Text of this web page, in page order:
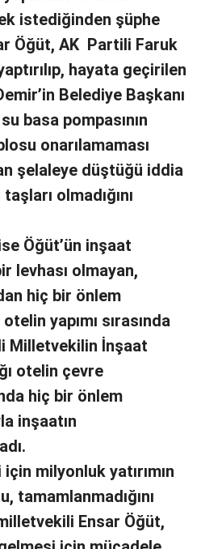
istediğinden şüphe
Öğüt, AK Partili Faruk
hayata geçirilen
Belediye Başkanı
basa pompasının
onarılamaması
şelaleye düştüğü iddia
olmadığını
Öğüt’ün inşaat
levhası olmayan,
hiç bir önlem
yapımı sırasında
Milletvekilin İnşaat
otelin çevre
hiç bir önlem
inşaatın
milyonluk yatırımın
tamamlanmadığını
Ensar Öğüt,